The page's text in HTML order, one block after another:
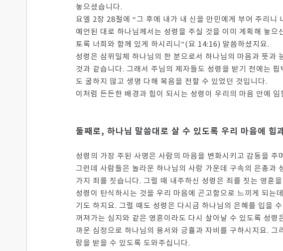
놓으셨습니다.
요엘 2장 28절에 “그 후에 내가 내 신을 만민에게 부어 주리니
예언된 대로 하나님께서는 성령을 주실 것을 이미 계획해 놓
토록 너희와 함께 있게 하시리니”(요 14:16) 말씀하셨지요.
성령은 삼위일체 하나님의 한 분으로서 하나님의 마음과 뜻과
것과 같습니다. 그래서 주님의 제자들도 성령을 받기 전에는
도 굴하지 않고 생명 다해 복음을 전할 수 있었던 것입니다.
이처럼 든든한 배경과 힘이 되시는 성령이 우리의 마음 안에
둘째로, 하나님 말씀대로 살 수 있도록 우리 마음에 힘
성령의 가장 주된 사명은 사람의 마음을 변화시키고 감동을
그런데 사람들은 놀라운 하나님의 사랑 가운데 구속의 은총과
가지 죄를 짓습니다. 그럴 때 내주하신 성령은 죄를 짓는 영혼
성령이 탄식하시는 것을 우리 마음에 곤고함으로 느끼게 되
기도 하지요. 그럴 때도 성령은 다시금 하나님의 은혜를 입을
꺼져가는 심지와 같은 영혼이라도 다시 살아날 수 있도록 성
까운 심정으로 하나님의 용서와 긍휼과 자비를 구하시지요.
랑을 받을 수 있도록 도와주십니다.